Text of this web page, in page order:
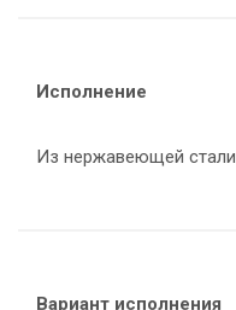
Исполнение
Из нержавеющей стали
Вариант исполнения